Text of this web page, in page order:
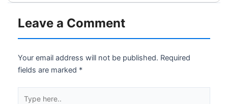
Leave a Comment
Your email address will not be published. Required
fields are marked *